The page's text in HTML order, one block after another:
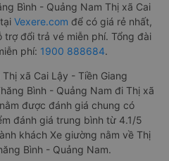
Bình - Quảng Nam Thị xã Cai
Vexere.com để có giá rẻ nhất,
trợ đổi trả vé miễn phí. Tổng đài
phí: 1900 888684.
xã Cai Lậy - Tiền Giang
Bình - Quảng Nam đi Thị xã
được đánh giá chung có
đánh giá trung bình từ 4.1/5
khách Xe giường nằm về Thị
Bình - Quảng Nam.